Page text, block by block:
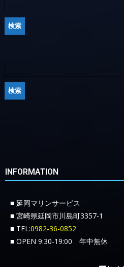
INFORMATION
■ 延岡マリンサービス
■ 宮崎県延岡市川島町3357-1
■ TEL:0982-36-0852
■ OPEN 9:30-19:00 年中無休